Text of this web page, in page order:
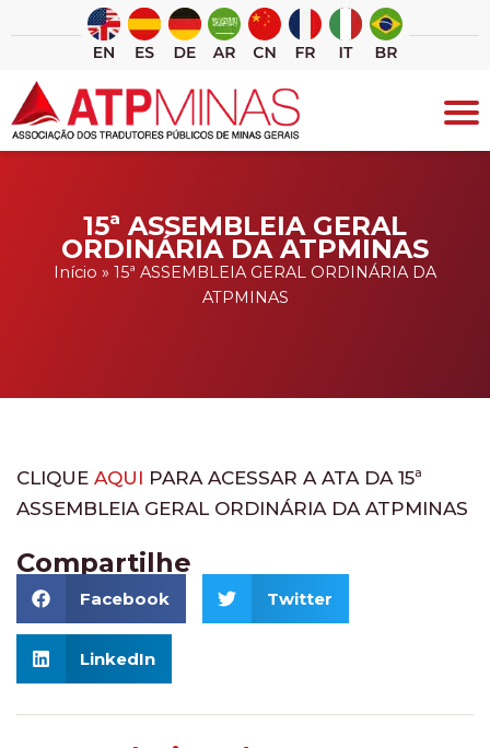
conteúdo
15ª ASSEMBLEIA GERAL
ORDINÁRIA DA ATPMINAS
Início » 15ª ASSEMBLEIA GERAL ORDINÁRIA DA
ATPMINAS
CLIQUE AQUI PARA ACESSAR A ATA DA 15ª
ASSEMBLEIA GERAL ORDINÁRIA DA ATPMINAS
Compartilhe
Facebook Twitter
LinkedIn